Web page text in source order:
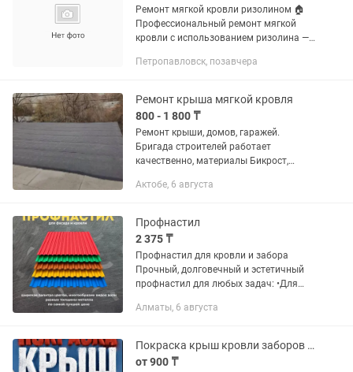
Ремонт мягкой кровли ризолином 🏠
Профессиональный ремонт мягкой
кровли с использованием ризолина —
с длительным сроком службы. ✔
Петропавловск, позавчера
Ремонт крыша мягкой кровля
800 - 1 800 ₸
Ремонт крыши, домов, гаражей.
Бригада строителей работает
качественно, материалы Бикрост,
материалами. Стаж 10 лет. Работаем в
Актобе, 6 августа
Профнастил
2 375 ₸
Профнастил для кровли и забора
Прочный, долговечный и эстетичный
профнастил для любых задач: •Для
•Любые размеры и цвета по каталогу
Алматы, 6 августа
Покраска крыш кровли заборов металлоконструкций
от 900 ₸